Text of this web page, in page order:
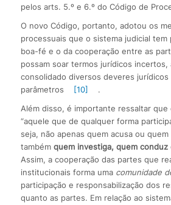
pelos arts. 5.º e 6.º do Código de
O novo Código, portanto, adotou os
processuais que o sistema judicial
boa-fé e o da cooperação entre as
possam soar termos jurídicos incertos,
consolidado diversos deveres
parâmetros
[10]
.
Além disso, é importante ressaltar que
“aquele que de qualquer forma
seja, não apenas quem acusa ou quem
também quem investiga, quem conduz
Assim, a cooperação das partes que
institucionais forma uma comunidade
participação e responsabilização dos
quanto as partes. Em relação ao